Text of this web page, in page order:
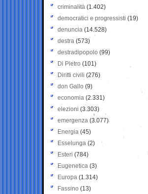
criminalità (1.402)
democratici e progressisti (19)
denuncia (14.528)
destra (573)
destradipopolo (99)
Di Pietro (101)
Diritti civili (276)
don Gallo (9)
economia (2.331)
elezioni (3.303)
emergenza (3.077)
Energia (45)
Esselunga (2)
Esteri (784)
Eugenetica (3)
Europa (1.314)
Fassino (13)